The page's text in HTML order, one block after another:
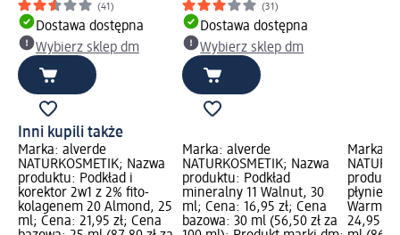
(41)
Dostawa dostępna
Wybierz sklep dm
(31)
Dostawa dostępna
Wybierz sklep dm
Inni kupili także
Marka: alverde
NATURKOSMETIK; Nazwa
produktu: Podkład i
korektor 2w1 z 2% fito-
kolagenem 20 Almond, 25
ml; Cena: 21,95 zł; Cena
Marka: alverde
NATURKOSMETIK; Nazwa
produktu: Podkład
mineralny 11 Walnut, 30
ml; Cena: 16,95 zł; Cena
bazowa: 30 ml (56,50 zł za
Marka:
płynie
Warm
24,95